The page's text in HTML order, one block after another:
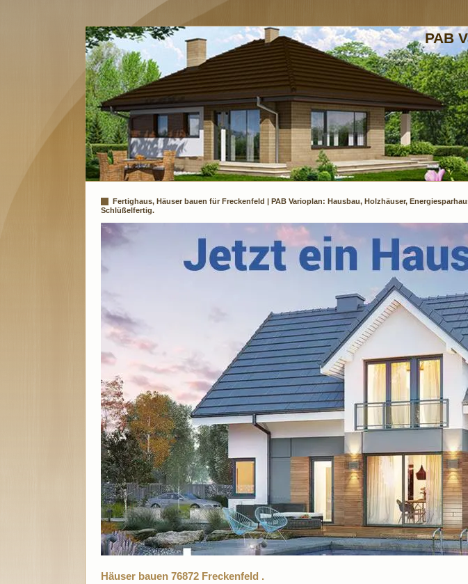
PAB
Fertighaus, Häuser bauen für Freckenfeld | PAB Varioplan: Hausbau, Holzhäuser,
Schlüßelfertig.
Häuser bauen 76872 Freckenfeld .